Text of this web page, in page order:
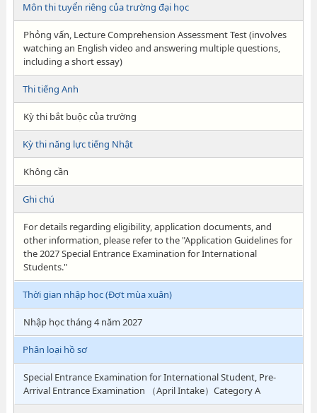
Môn thi tuyển riêng của trường đại học
Phỏng vấn, Lecture Comprehension Assessment Test (involves
watching an English video and answering multiple questions,
including a short essay)
Thi tiếng Anh
Kỳ thi bắt buộc của trường
Kỳ thi năng lực tiếng Nhật
Không cần
Ghi chú
For details regarding eligibility, application documents, and
other information, please refer to the "Application Guidelines for
the 2027 Special Entrance Examination for International
Students."
Thời gian nhập học (Đợt mùa xuân)
Nhập học tháng 4 năm 2027
Phân loại hồ sơ
Special Entrance Examination for International Student, Pre-
Arrival Entrance Examination （April Intake）Category A